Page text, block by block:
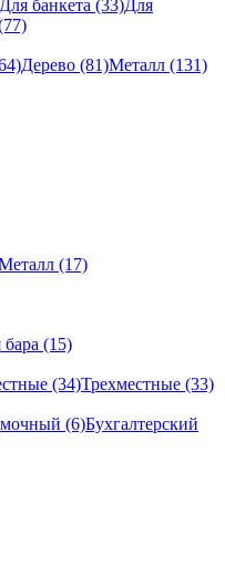
Для банкета (33)Для
Дерево (81)Металл (131)
(17)
бара (15)
(34)Трехместные (33)
(6)Бухгалтерский